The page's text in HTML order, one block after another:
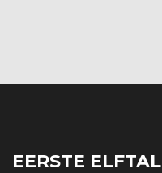
EERSTE ELFTAL